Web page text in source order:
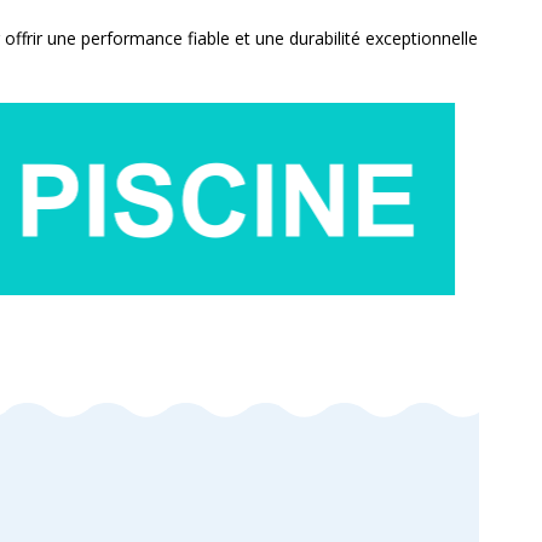
une performance fiable et une durabilité exceptionnelle